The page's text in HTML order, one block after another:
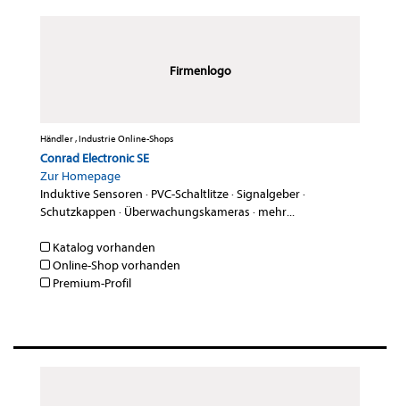
Firmenlogo
Händler , Industrie Online-Shops
Conrad Electronic SE
Zur Homepage
Induktive Sensoren · PVC-Schaltlitze·Signalgeber·
Schutzkappen · Überwachungskameras · mehr...
Katalog vorhanden
Online-Shop vorhanden
Premium-Profil